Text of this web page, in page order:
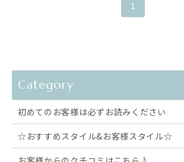
1
Category
初めてのお客様は必ずお読みください
☆おすすめスタイル&お客様スタイル☆